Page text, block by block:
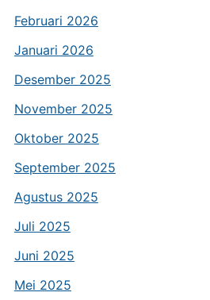
Februari 2026
Januari 2026
Desember 2025
November 2025
Oktober 2025
September 2025
Agustus 2025
Juli 2025
Juni 2025
Mei 2025